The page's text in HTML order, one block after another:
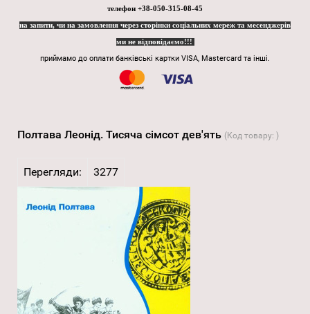
телефон +38-050-315-08-45
на запити, чи на замовлення через сторінки соціальних мереж та месенджерів
ми не відповідаємо!!!
приймамо до оплати банківські картки VISA, Mastercard та інші.
Полтава Леонід. Тисяча сімсот дев'ять (Код товару: )
Перегляди: 3277